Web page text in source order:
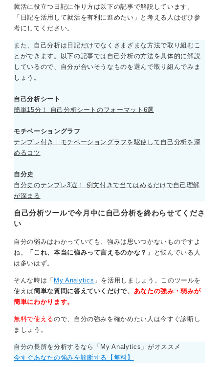
この問いを繰り返すことで、自分の行動の裏にある価値
観や考え方の癖が見えてきます。
感情が動いた出来事こそ自分自身を表すポイントに
なる
また、「うれしかったこと」や「イライラしたこと」な
り下げることも有効です。
そうすることで、自分の得意なことや、他人と違うと感
じる瞬間を振り返るきっかけにもなります。
ぜひ日記を活用しながら、自分自身を振り返っていきま
しょう。
就活に役立つ日記に作り方は以下の記事で解説しています。
「日記を活用して就活を有利に進めたい」と考える人はぜひ参
考にしてください。
また、自己分析は日記だけでなくさまざまな方法で取り組むこ
とができます。以下の記事では自己分析の方法を具体的に解説
しているので、自分が合いそうなものを選んで取り組んでみま
しょう。
自己分析シート
簡単15分！ 自己分析シートのフォーマット6選
モチベーショングラフ
テンプレ付き｜モチベーショングラフを駆使して自己分析を深
めるコツ
自分史
自分史のテンプレ3選！ 例文付きで当てはめるだけで自己理解
が深まる
自己分析ツールで今月中に自己分析を終わらせてくださ
い
自分の弱みはわかっていても、強みは思いつかないものですよ
ね。
「これ、本当に強みって言えるのかな？」
と悩んでいる人
は多いはず。
そんな時は「 My Analytics 」を活用しましょう。このツールを
使えば簡単な質問に答えていくだけで、 あなたの強み・弱みが
簡単にわかります。
無料で使えるので、自分の強みを確かめたい人は今すぐ診断し
ましょう。
自分の長所を分析するなら「My Analytics」がオススメ
今すぐあなたの強みを診断する【無料】